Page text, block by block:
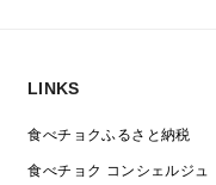
LINKS
食べチョクふるさと納税
食べチョク コンシェルジュ